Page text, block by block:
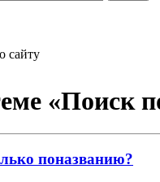
сайту
«Поиск
поназванию?